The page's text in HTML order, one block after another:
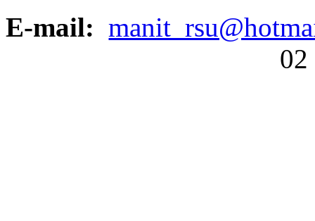
E-mail:
02